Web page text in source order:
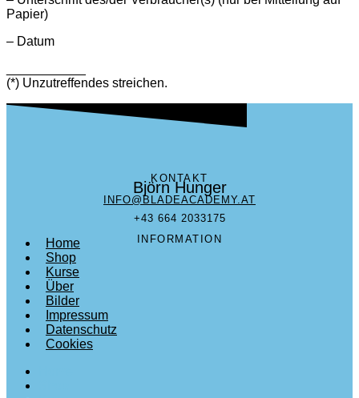
Papier)
– Datum
(*) Unzutreffendes streichen.
KONTAKT
Björn Hunger
INFO@BLADEACADEMY.AT
+43 664 2033175
INFORMATION
Home
Shop
Kurse
Über
Bilder
Impressum
Datenschutz
Cookies